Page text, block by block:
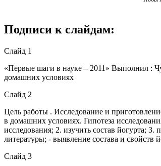
Подписи к слайдам:
Слайд 1
«Первые шаги в науке – 2011» Выполнил :
домашних условиях
Слайд 2
Цель работы . Исследование и
в домашних условиях. Гипотеза
исследования; 2. изучить состав йогурта;
литературы; - выявление состава и свойств
Слайд 3